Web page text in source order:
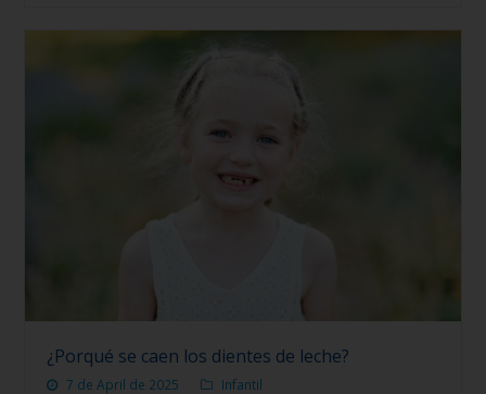
¿Porqué se caen los dientes de leche?
7 de April de 2025 Infantil